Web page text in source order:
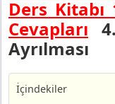
Ders Kitabı
Cevapları
Ayrılması
İçindekiler